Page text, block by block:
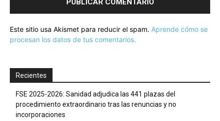
Este sitio usa Akismet para reducir el spam. Aprende cómo se
procesan los datos de tus comentarios.
Recientes
FSE 2025-2026: Sanidad adjudica las 441 plazas del
procedimiento extraordinario tras las renuncias y no
incorporaciones